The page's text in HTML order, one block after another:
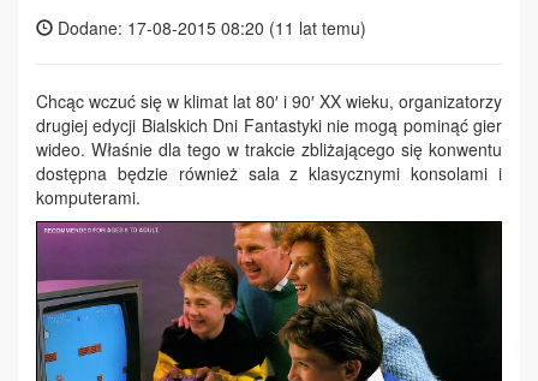
Dodane: 17-08-2015 08:20 (11 lat temu)
Chcąc wczuć się w klimat lat 80′ i 90′ XX wieku, organizatorzy
drugiej edycji Bialskich Dni Fantastyki nie mogą pominąć gier
wideo. Właśnie dla tego w trakcie zbliżającego się konwentu
dostępna będzie również sala z klasycznymi konsolami i
komputerami.